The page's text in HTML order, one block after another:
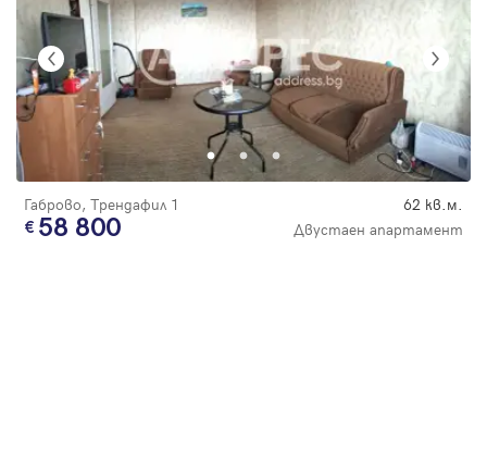
Габрово, Трендафил 1 62 кв.м.
58 800 Двустаен апартамент